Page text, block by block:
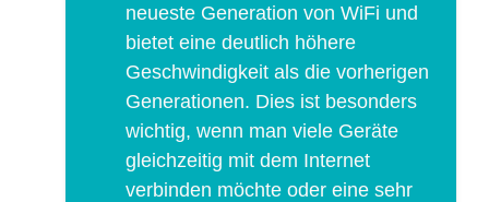
neueste Generation von WiFi und
bietet eine deutlich höhere
Geschwindigkeit als die vorherigen
Generationen. Dies ist besonders
wichtig, wenn man viele Geräte
gleichzeitig mit dem Internet
verbinden möchte oder eine sehr